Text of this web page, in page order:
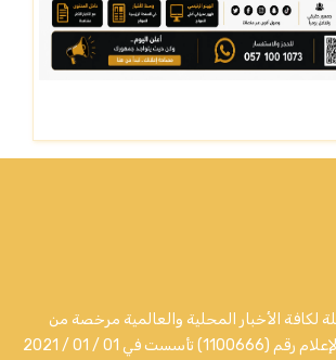
الأخبار المحلية والعالمية مرخصة من
الهيئة العامة لتنظيم الإعلام رقم (1100666) تأسست في 01 / 01 / 2021